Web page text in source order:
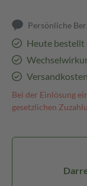
Persönliche
Heute bestellt
Bei der Einlösung
gesetzlichen